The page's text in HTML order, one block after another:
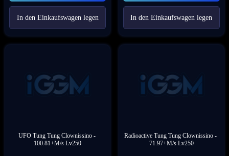
In den Einkaufswagen legen In den Einkaufswagen legen
UFO Tung Tung Clownissino -
100.81+M/s Lv250
Radioactive Tung Tung Clownissino -
71.97+M/s Lv250